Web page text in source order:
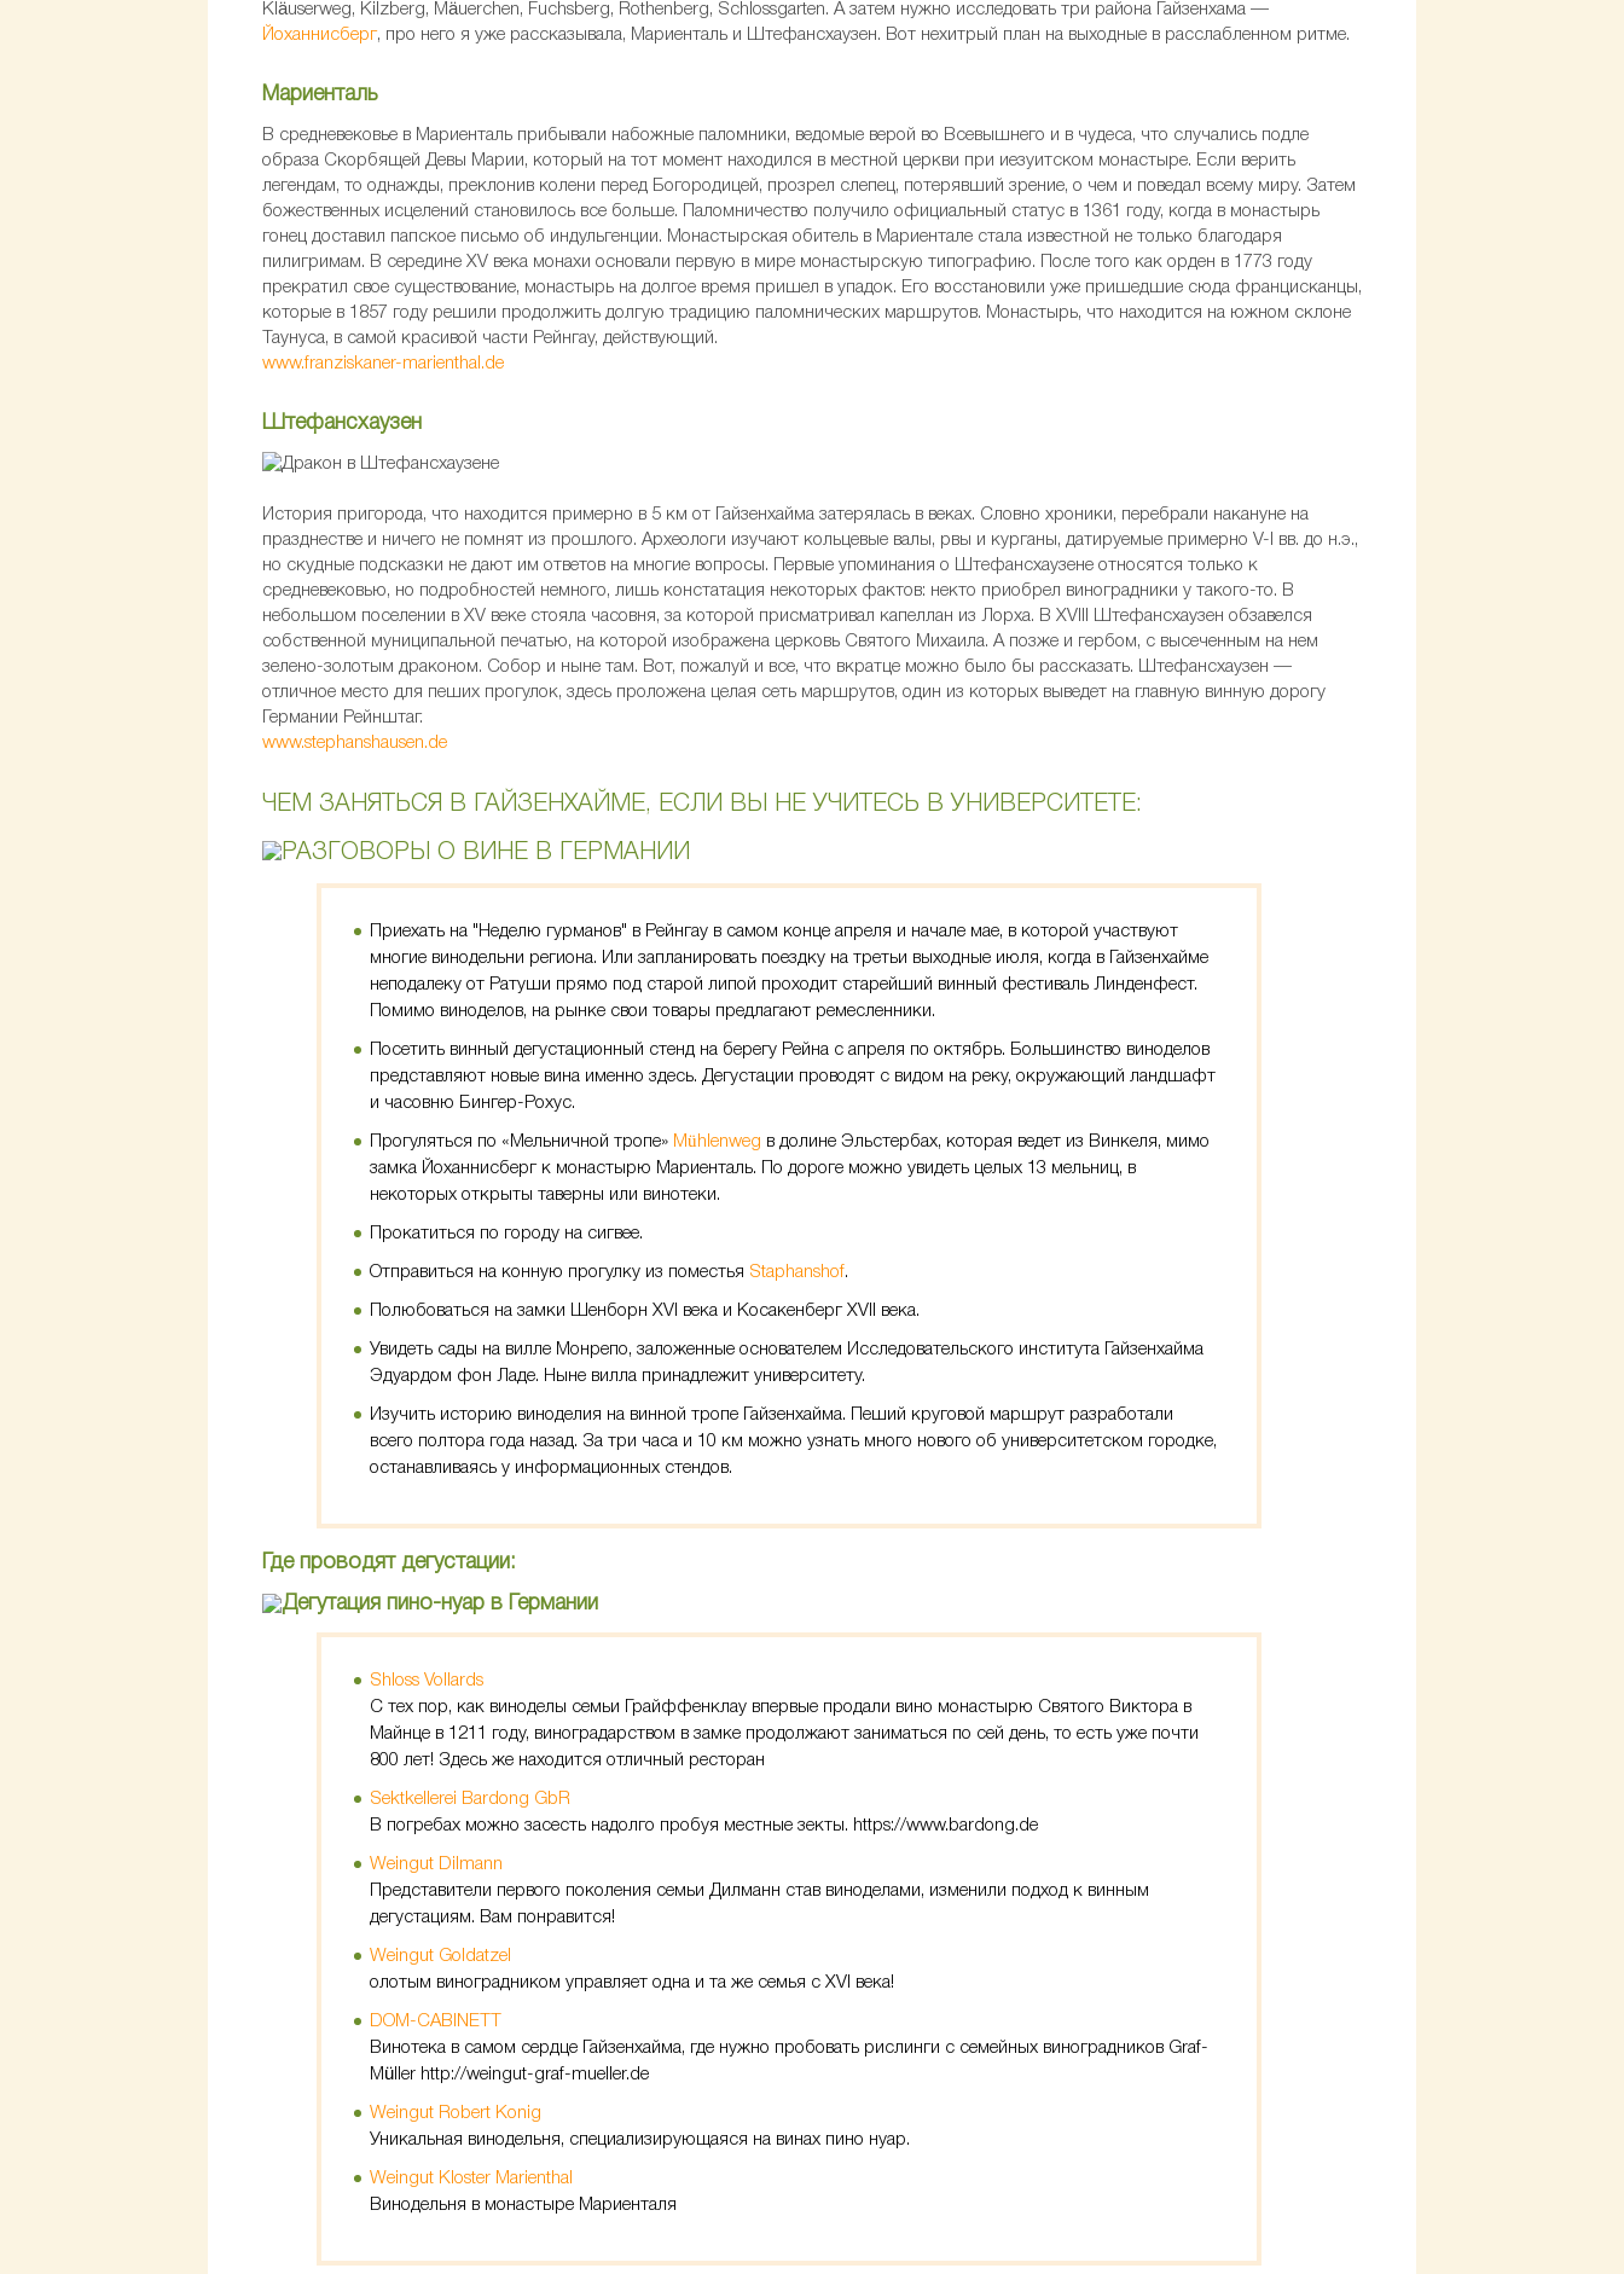
Kläuserweg, Kilzberg, Mäuerchen, Fuchsberg, Rothenberg, Schlossgarten. А затем нужно исследовать три района Гайзенхама —
Йоханнисберг, про него я уже рассказывала, Мариенталь и Штефансхаузен. Вот нехитрый план на выходные в расслабленном ритме.
Мариенталь
В средневековье в Мариенталь прибывали набожные паломники, ведомые верой во Всевышнего и в чудеса, что случались подле
образа Скорбящей Девы Марии, который на тот момент находился в местной церкви при иезуитском монастыре. Если верить
легендам, то однажды, преклонив колени перед Богородицей, прозрел слепец, потерявший зрение, о чем и поведал всему миру. Затем
божественных исцелений становилось все больше. Паломничество получило официальный статус в 1361 году, когда в монастырь
гонец доставил папское письмо об индульгенции. Монастырская обитель в Мариентале стала известной не только благодаря
пилигримам. В середине XV века монахи основали первую в мире монастырскую типографию. После того как орден в 1773 году
прекратил свое существование, монастырь на долгое время пришел в упадок. Его восстановили уже пришедшие сюда францисканцы,
которые в 1857 году решили продолжить долгую традицию паломнических маршрутов. Монастырь, что находится на южном склоне
Таунуса, в самой красивой части Рейнгау, действующий.
www.franziskaner-marienthal.de
Штефансхаузен
История пригорода, что находится примерно в 5 км от Гайзенхайма затерялась в веках. Словно хроники, перебрали накануне на
празднестве и ничего не помнят из прошлого. Археологи изучают кольцевые валы, рвы и курганы, датируемые примерно V-I вв. до н.э.,
но скудные подсказки не дают им ответов на многие вопросы. Первые упоминания о Штефансхаузене относятся только к
средневековью, но подробностей немного, лишь констатация некоторых фактов: некто приобрел виноградники у такого-то. В
небольшом поселении в XV веке стояла часовня, за которой присматривал капеллан из Лорха. В XVIII Штефансхаузен обзавелся
собственной муниципальной печатью, на которой изображена церковь Святого Михаила. А позже и гербом, с высеченным на нем
зелено-золотым драконом. Собор и ныне там. Вот, пожалуй и все, что вкратце можно было бы рассказать. Штефансхаузен —
отличное место для пеших прогулок, здесь проложена целая сеть маршрутов, один из которых выведет на главную винную дорогу
Германии Рейнштаг.
www.stephanshausen.de
ЧЕМ ЗАНЯТЬСЯ В ГАЙЗЕНХАЙМЕ, ЕСЛИ ВЫ НЕ УЧИТЕСЬ В УНИВЕРСИТЕТЕ:
Приехать на "Неделю гурманов" в Рейнгау в самом конце апреля и начале мае, в которой участвуют
многие винодельни региона. Или запланировать поездку на третьи выходные июля, когда в Гайзенхайме
неподалеку от Ратуши прямо под старой липой проходит старейший винный фестиваль Линденфест.
Помимо виноделов, на рынке свои товары предлагают ремесленники.
Посетить винный дегустационный стенд на берегу Рейна с апреля по октябрь. Большинство виноделов
представляют новые вина именно здесь. Дегустации проводят с видом на реку, окружающий ландшафт
и часовню Бингер-Рохус.
Прогуляться по «Мельничной тропе» Mühlenweg в долине Эльстербах, которая ведет из Винкеля, мимо
замка Йоханнисберг к монастырю Мариенталь. По дороге можно увидеть целых 13 мельниц, в
некоторых открыты таверны или винотеки.
Прокатиться по городу на сигвее.
Отправиться на конную прогулку из поместья Staphanshof.
Полюбоваться на замки Шенборн XVI века и Косакенберг XVII века.
Увидеть сады на вилле Монрепо, заложенные основателем Исследовательского института Гайзенхайма
Эдуардом фон Ладе. Ныне вилла принадлежит университету.
Изучить историю виноделия на винной тропе Гайзенхайма. Пеший круговой маршрут разработали
всего полтора года назад. За три часа и 10 км можно узнать много нового об университетском городке,
останавливаясь у информационных стендов.
Где проводят дегустации:
Shloss Vollards
С тех пор, как виноделы семьи Грайффенклау впервые продали вино монастырю Святого Виктора в
Майнце в 1211 году, виноградарством в замке продолжают заниматься по сей день, то есть уже почти
800 лет! Здесь же находится отличный ресторан
Sektkellerei Bardong GbR
В погребах можно засесть надолго пробуя местные зекты. https://www.bardong.de
Weingut Dilmann
Представители первого поколения семьи Дилманн став виноделами, изменили подход к винным
дегустациям. Вам понравится!
Weingut Goldatzel
олотым виноградником управляет одна и та же семья с XVI века!
DOM-CABINETT
Винотека в самом сердце Гайзенхайма, где нужно пробовать рислинги с семейных виноградников Graf-
Müller http://weingut-graf-mueller.de
Weingut Robert Konig
Уникальная винодельня, специализирующаяся на винах пино нуар.
Weingut Kloster Marienthal
Винодельня в монастыре Мариенталя